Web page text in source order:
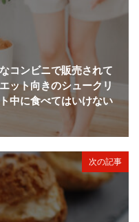
コンビニで販売されて
ット向きのシュークリ
中に食べてはいけない
次の記事